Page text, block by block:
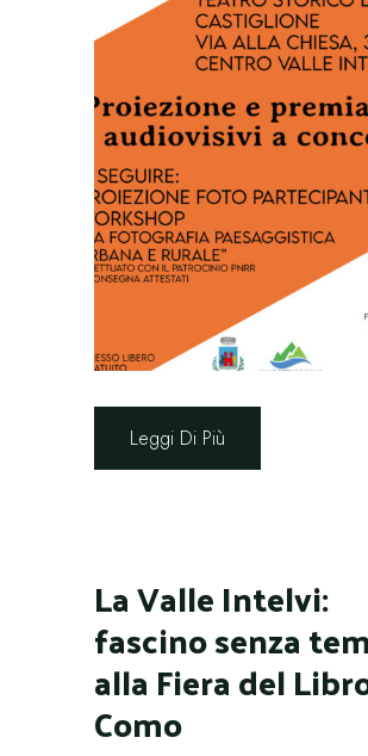
Leggi Di Più
La Valle Intelvi:
fascino senza
alla Fiera del
Como